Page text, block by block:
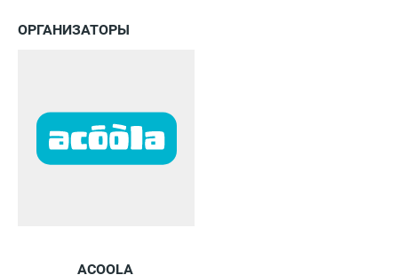
ОРГАНИЗАТОРЫ
ACOOLA